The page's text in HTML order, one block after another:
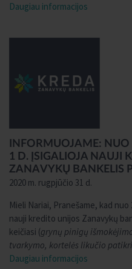
Daugiau informacijos
INFORMUOJAME:
1 D. ĮSIGALIOJA NAUJI
ZANAVYKŲ BANKELIS
2020 m. rugpjūčio 31 d.
Mieli Nariai, Pranešame, kad
nauji kredito unijos Zanavykų
keičiasi (grynų pinigų
tvarkymo, kortelės likučio
Daugiau informacijos